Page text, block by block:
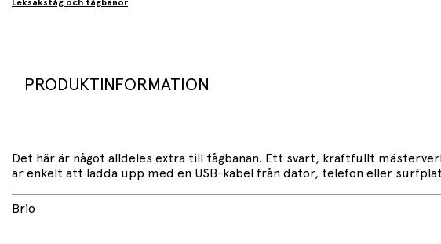
Leksakståg och tågbanor
PRODUKTINFORMATION
Det här är något alldeles extra till tågbanan. Ett svart, kraftfullt
är enkelt att ladda upp med en USB-kabel från dator, telefon eller
Brio